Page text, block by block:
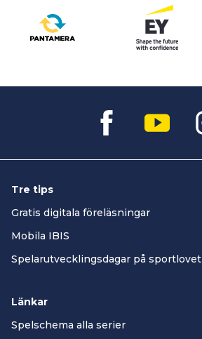
Tre tips
Gratis digitala föreläsningar
Mobila IBIS
Spelarutvecklingsdagar på sportlovet
Länkar
Spelschema alla serier